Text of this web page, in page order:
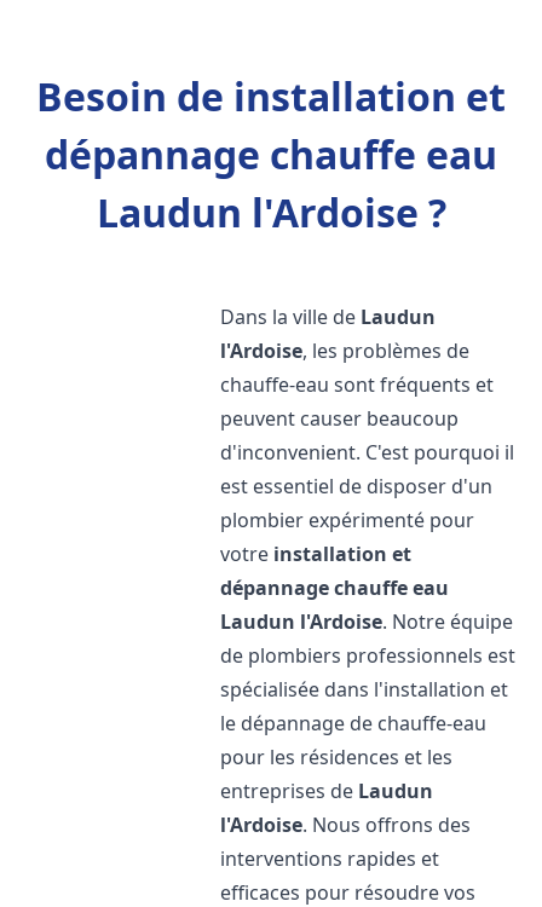
Besoin de installation et
dépannage chauffe eau
Laudun l'Ardoise ?
Dans la ville de Laudun
l'Ardoise, les problèmes de
chauffe-eau sont fréquents et
peuvent causer beaucoup
d'inconvenient. C'est pourquoi il
est essentiel de disposer d'un
plombier expérimenté pour
votre installation et
dépannage chauffe eau
Laudun l'Ardoise. Notre équipe
de plombiers professionnels est
spécialisée dans l'installation et
le dépannage de chauffe-eau
pour les résidences et les
entreprises de Laudun
l'Ardoise. Nous offrons des
interventions rapides et
efficaces pour résoudre vos